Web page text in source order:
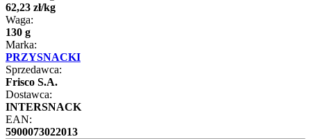
62,23 zł/kg
Waga:
130 g
Marka:
PRZYSNACKI
Sprzedawca:
Frisco S.A.
Dostawca:
INTERSNACK
EAN:
5900073022013